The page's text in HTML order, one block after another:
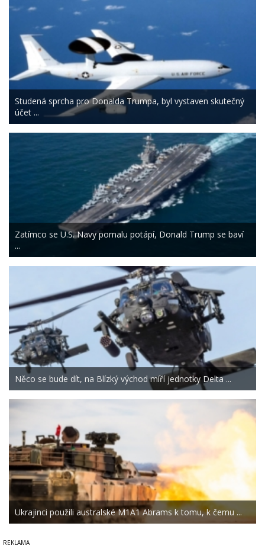
Studená sprcha pro Donalda Trumpa, byl vystaven skutečný
účet ...
Zatímco se U.S. Navy pomalu potápí, Donald Trump se baví
...
Něco se bude dít, na Blízký východ míří jednotky Delta ...
Ukrajinci použili australské M1A1 Abrams k tomu, k čemu ...